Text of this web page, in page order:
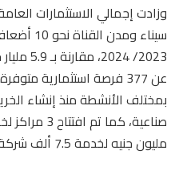
وزادت إجمالي الاستثمارات
عن 377 فرصة استثمارية
مليون جنيه لخدمة 7.5 ألف شركة.